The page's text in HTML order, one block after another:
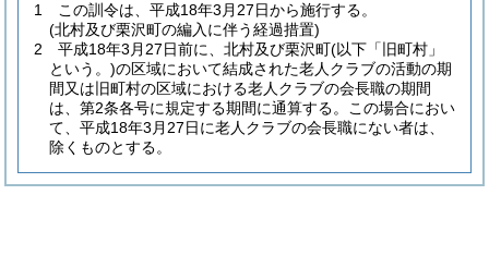
1
この訓令は、平成18年3月27日から施行する。
(北村及び栗沢町の編入に伴う経過措置)
2
平成18年3月27日前に、北村及び栗沢町(以下「旧町村」
という。)の区域において結成された老人クラブの活動の期
間又は旧町村の区域における老人クラブの会長職の期間
は、第2条各号に規定する期間に通算する。
この場合におい
て、平成18年3月27日に老人クラブの会長職にない者は、
除くものとする。